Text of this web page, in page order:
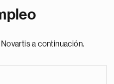
a continuación.